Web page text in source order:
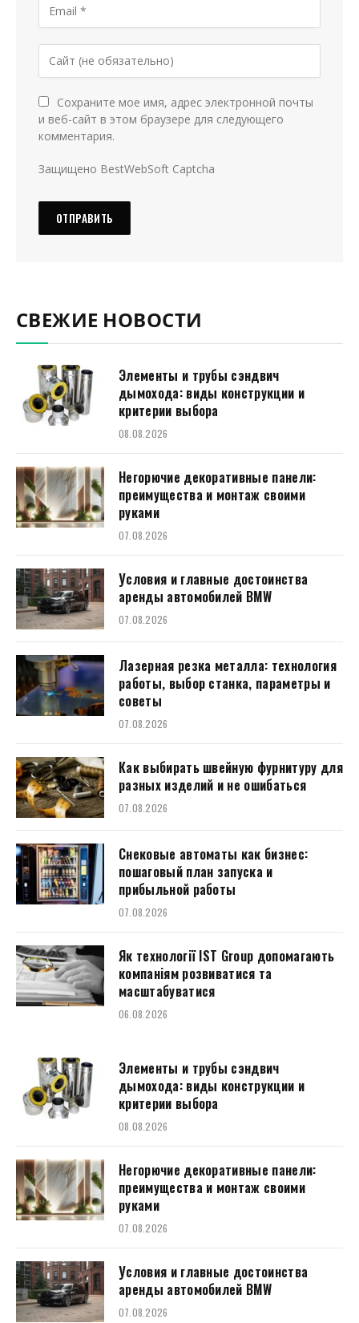
Сохраните мое имя, адрес электронной почты
и веб-сайт в этом браузере для следующего
комментария.
Защищено BestWebSoft Captcha
СВЕЖИЕ НОВОСТИ
Элементы и трубы сэндвич
дымохода: виды конструкции и
критерии выбора
08.08.2026
Негорючие декоративные панели:
преимущества и монтаж своими
руками
07.08.2026
Условия и главные достоинства
аренды автомобилей BMW
07.08.2026
Лазерная резка металла: технология
работы, выбор станка, параметры и
советы
07.08.2026
Как выбирать швейную фурнитуру для
разных изделий и не ошибаться
07.08.2026
Снековые автоматы как бизнес:
пошаговый план запуска и
прибыльной работы
07.08.2026
Як технології IST Group допомагають
компаніям розвиватися та
масштабуватися
06.08.2026
Элементы и трубы сэндвич
дымохода: виды конструкции и
критерии выбора
08.08.2026
Негорючие декоративные панели:
преимущества и монтаж своими
руками
07.08.2026
Условия и главные достоинства
аренды автомобилей BMW
07.08.2026